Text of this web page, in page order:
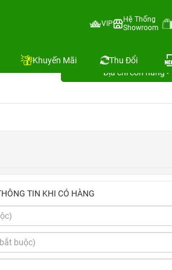
VIP
Hệ Thống
Showroom
Khuyến Mãi Thu Đổi
1 12
Địa chỉ còn hàng
TIN KHI CÓ HÀNG